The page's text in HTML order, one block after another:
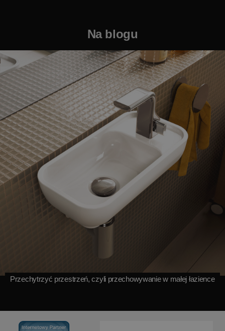
Na blogu
Przechytrzyć przestrzeń, czyli przechowywanie w małej łazience